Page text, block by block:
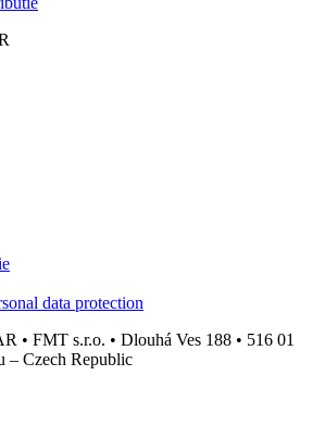
data protection
• FMT s.r.o. • Dlouhá Ves 188 • 516 01
– Czech Republic